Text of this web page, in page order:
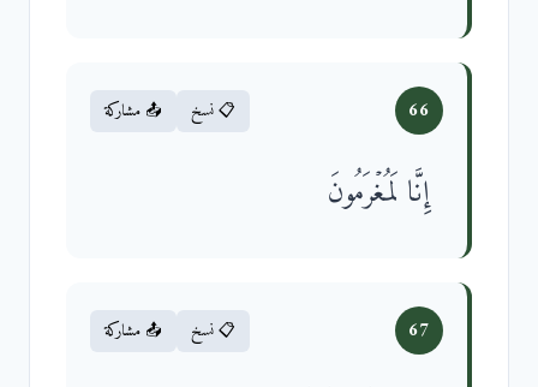
66 📋 نسخ 📤 مشاركة
إِنَّا لَمُغۡرَمُونَ
67 📋 نسخ 📤 مشاركة